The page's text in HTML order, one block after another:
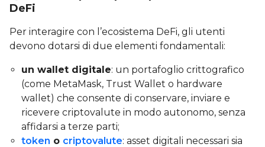
DeFi
Per interagire con l’ecosistema DeFi, gli utenti
devono dotarsi di due elementi fondamentali:
un wallet digitale: un portafoglio crittografico
(come MetaMask, Trust Wallet o hardware
wallet) che consente di conservare, inviare e
ricevere criptovalute in modo autonomo, senza
affidarsi a terze parti;
token o criptovalute: asset digitali necessari sia